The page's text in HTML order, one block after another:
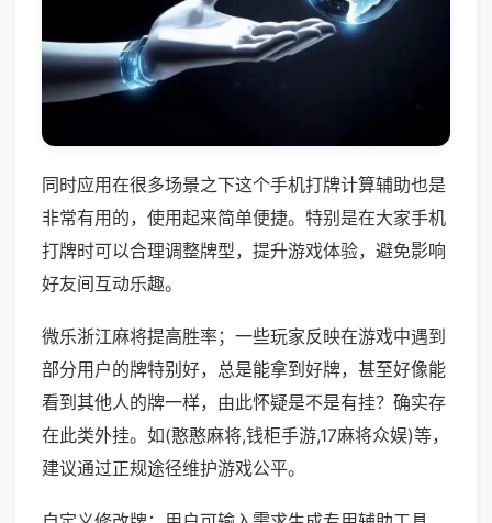
同时应用在很多场景之下这个手机打牌计算辅助也是
非常有用的，使用起来简单便捷。特别是在大家手机
打牌时可以合理调整牌型，提升游戏体验，避免影响
好友间互动乐趣。
微乐浙江麻将提高胜率；一些玩家反映在游戏中遇到
部分用户的牌特别好，总是能拿到好牌，甚至好像能
看到其他人的牌一样，由此怀疑是不是有挂？确实存
在此类外挂。如(憨憨麻将,钱柜手游,17麻将众娱)等，
建议通过正规途径维护游戏公平。